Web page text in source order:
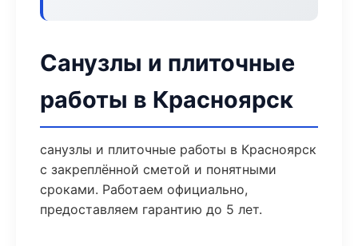
Санузлы и плиточные
работы в Красноярск
санузлы и плиточные работы в Красноярск
с закреплённой сметой и понятными
сроками. Работаем официально,
предоставляем гарантию до 5 лет.